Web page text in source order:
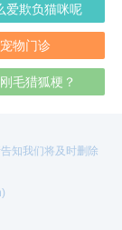
爱欺负猫咪呢
物门诊
毛猎狐梗？
知我们将及时删除